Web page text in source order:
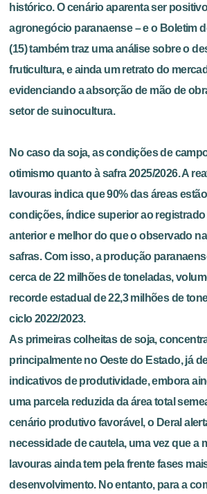
histórico. O cenário aparenta ser
agronegócio paranaense – e o Boletim
(15) também traz uma análise sobre o
fruticultura, e ainda um retrato do
evidenciando a absorção de mão de
setor de suinocultura.
No caso da soja, as condições de
otimismo quanto à safra 2025/2026. A
lavouras indica que 90% das áreas
condições, índice superior ao
anterior e melhor do que o observado
safras. Com isso, a produção
cerca de 22 milhões de toneladas,
recorde estadual de 22,3 milhões de
ciclo 2022/2023.
As primeiras colheitas de soja,
principalmente no Oeste do Estado, já
indicativos de produtividade, embora
uma parcela reduzida da área total
cenário produtivo favorável, o Deral
necessidade de cautela, uma vez que a
lavouras ainda tem pela frente fases
desenvolvimento. No entanto, para a